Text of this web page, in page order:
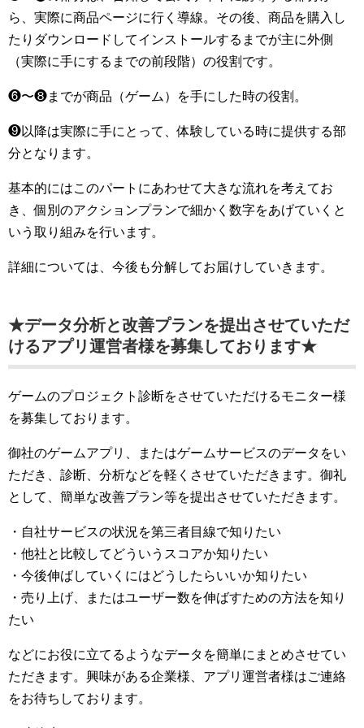
ら、実際に商品ページに行く導線。その後、商品を購入し
たりダウンロードしてインストールするまでが主に外側
（実際に手にするまでの前段階）の役割です。
❻〜❽までが商品（ゲーム）を手にした時の役割。
❾以降は実際に手にとって、体験している時に提供する部
分となります。
基本的にはこのパートにあわせて大きな流れを考えてお
き、個別のアクションプランで細かく数字をあげていくと
いう取り組みを行います。
詳細については、今後も分解してお届けしていきます。
★データ分析と改善プランを提出させていただ
けるアプリ運営者様を募集しております★
ゲームのプロジェクト診断をさせていただけるモニター様
を募集しております。
御社のゲームアプリ、またはゲームサービスのデータをい
ただき、診断、分析などを軽くさせていただきます。御礼
として、簡単な改善プラン等を提出させていただきます。
・自社サービスの状況を第三者目線で知りたい
・他社と比較してどういうスコアか知りたい
・今後伸ばしていくにはどうしたらいいか知りたい
・売り上げ、またはユーザー数を伸ばすための方法を知り
たい
などにお役に立てるようなデータを簡単にまとめさせてい
ただきます。興味がある企業様、アプリ運営者様はご連絡
をお待ちしております。